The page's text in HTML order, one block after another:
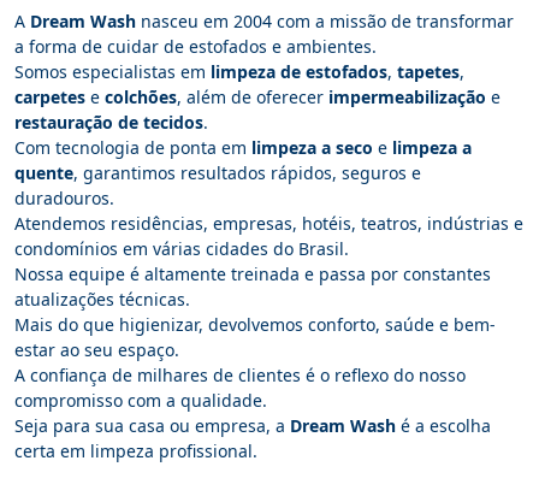
A Dream Wash nasceu em 2004 com a missão de transformar
a forma de cuidar de estofados e ambientes.
Somos especialistas em limpeza de estofados, tapetes,
carpetes e colchões, além de oferecer impermeabilização e
restauração de tecidos.
Com tecnologia de ponta em limpeza a seco e limpeza a
quente, garantimos resultados rápidos, seguros e
duradouros.
Atendemos residências, empresas, hotéis, teatros, indústrias e
condomínios em várias cidades do Brasil.
Nossa equipe é altamente treinada e passa por constantes
atualizações técnicas.
Mais do que higienizar, devolvemos conforto, saúde e bem-
estar ao seu espaço.
A confiança de milhares de clientes é o reflexo do nosso
compromisso com a qualidade.
Seja para sua casa ou empresa, a Dream Wash é a escolha
certa em limpeza profissional.